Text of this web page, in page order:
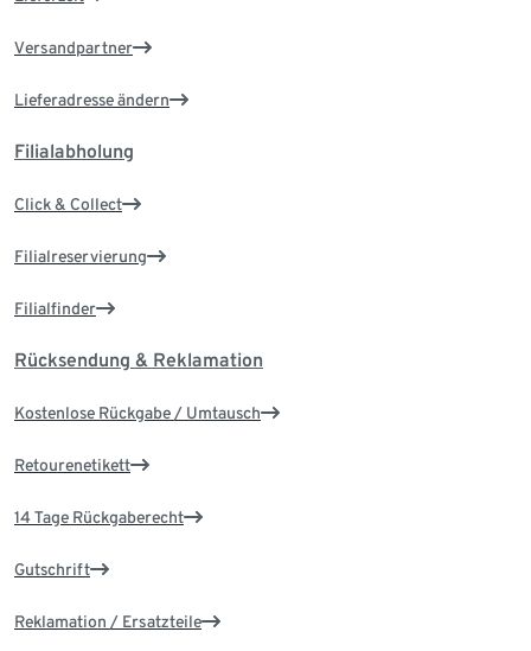
Versandpartner
Lieferadresse ändern
Filialabholung
Click & Collect
Filialreservierung
Filialfinder
Rücksendung & Reklamation
Kostenlose Rückgabe / Umtausch
Retourenetikett
14 Tage Rückgaberecht
Gutschrift
Reklamation / Ersatzteile